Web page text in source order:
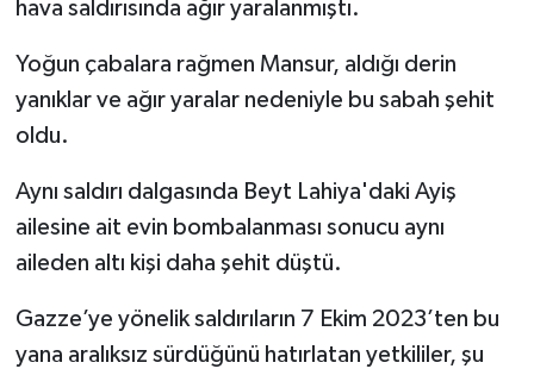
hava saldırısında ağır yaralanmıştı.
Yoğun çabalara rağmen Mansur, aldığı derin
yanıklar ve ağır yaralar nedeniyle bu sabah şehit
oldu.
Aynı saldırı dalgasında Beyt Lahiya'daki Ayiş
ailesine ait evin bombalanması sonucu aynı
aileden altı kişi daha şehit düştü.
Gazze’ye yönelik saldırıların 7 Ekim 2023’ten bu
yana aralıksız sürdüğünü hatırlatan yetkililer, şu